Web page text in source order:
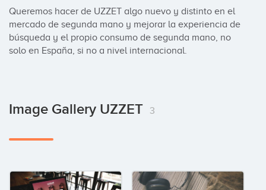
Queremos hacer de UZZET algo nuevo y distinto en el
mercado de segunda mano y mejorar la experiencia de
búsqueda y el propio consumo de segunda mano, no
solo en España, si no a nivel internacional.
Image Gallery UZZET 3